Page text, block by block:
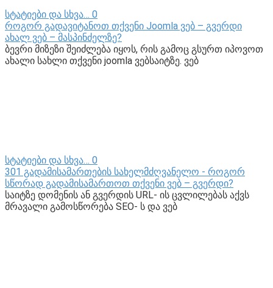
სტატიები და სხვა… 0
როგორ გადავიტანოთ თქვენი Joomla ვებ – გვერდი
ახალ ვებ – მასპინძელზე?
ბევრი მიზეზი შეიძლება იყოს, რის გამოც გსურთ იპოვოთ
ახალი სახლი თქვენი joomla ვებსაიტზე. ვებ
სტატიები და სხვა… 0
301 გადამისამართების სახელმძღვანელო - როგორ
სწორად გადამისამართოთ თქვენი ვებ – გვერდი?
საიტზე დომენის ან გვერდის URL- ის ცვლილებას აქვს
მრავალი გამოსწორება SEO- ს და ვებ